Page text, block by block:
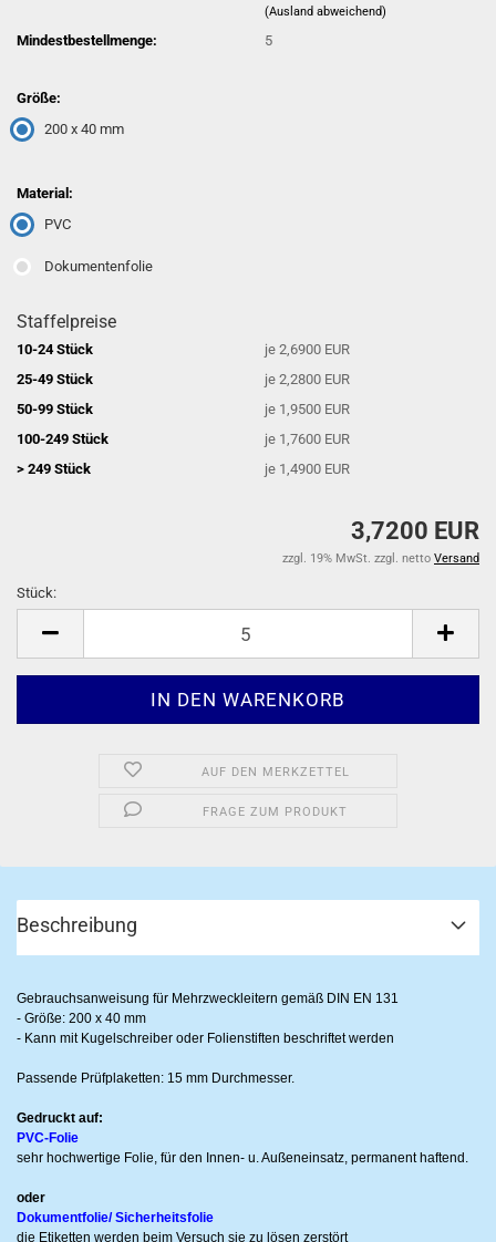
(Ausland abweichend)
Mindestbestellmenge: 5
Größe:
200 x 40 mm
Material:
PVC
Dokumentenfolie
Staffelpreise
10-24 Stück
je 2,6900 EUR
25-49 Stück
je 2,2800 EUR
50-99 Stück
je 1,9500 EUR
100-249 Stück
je 1,7600 EUR
> 249 Stück
je 1,4900 EUR
3,7200 EUR
zzgl. 19% MwSt. zzgl. netto Versand
Stück:
AUF DEN MERKZETTEL
FRAGE ZUM PRODUKT
Beschreibung
Gebrauchsanweisung für Mehrzweckleitern gemäß DIN EN 131
- Größe: 200 x 40 mm
- Kann mit Kugelschreiber oder Folienstiften beschriftet werden
Passende Prüfplaketten: 15 mm Durchmesser.
Gedruckt auf:
PVC-Folie
sehr hochwertige Folie, für den Innen- u. Außeneinsatz, permanent haftend.
oder
Dokumentfolie/ Sicherheitsfolie
die Etiketten werden beim Versuch sie zu lösen zerstört